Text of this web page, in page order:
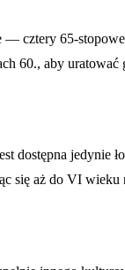
cztery 65-
60., aby
dostępna jedynie
się aż do VI